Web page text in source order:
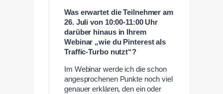
Was erwartet die Teilnehmer am
26. Juli von 10:00-11:00 Uhr
darüber hinaus in Ihrem
Webinar „wie du Pinterest als
Traffic-Turbo nutzt“?
Im Webinar werde ich die schon
angesprochenen Punkte noch viel
genauer erklären, den ein oder